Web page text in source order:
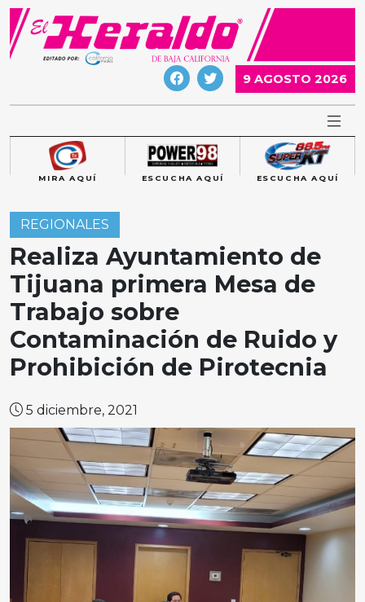
Skip
content
9 AGOSTO 2026
MIRA AQUÍ ESCUCHA AQUÍ ESCUCHA AQUÍ
REGIONALES
Realiza Ayuntamiento de
Tijuana primera Mesa de
Trabajo sobre
Contaminación de Ruido y
Prohibición de Pirotecnia
5 diciembre, 2021